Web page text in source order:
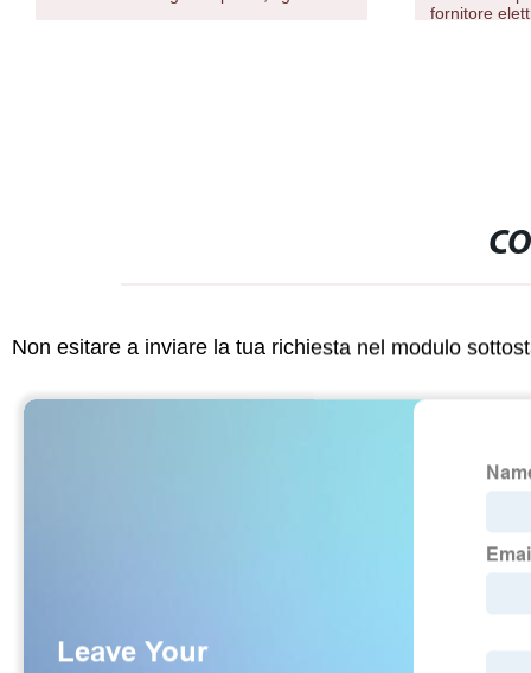
fornitore
Non esitare a inviare la tua richiesta nel modulo